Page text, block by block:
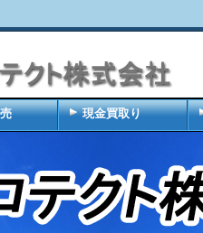
現金買取り